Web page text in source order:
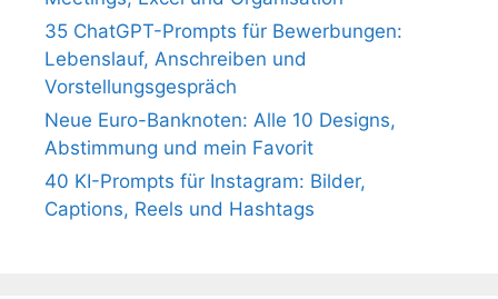
35 ChatGPT-Prompts für Bewerbungen:
Lebenslauf, Anschreiben und
Vorstellungsgespräch
Neue Euro-Banknoten: Alle 10 Designs,
Abstimmung und mein Favorit
40 KI-Prompts für Instagram: Bilder,
Captions, Reels und Hashtags